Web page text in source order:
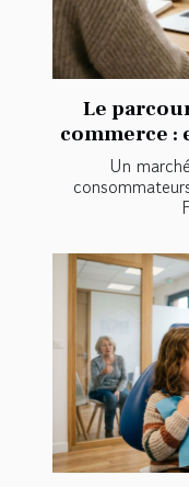
Le
commerce :
Un